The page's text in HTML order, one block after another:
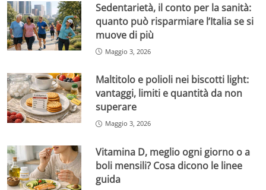
Sedentarietà, il conto per la sanità:
quanto può risparmiare l’Italia se si
muove di più
Maggio 3, 2026
Maltitolo e polioli nei biscotti light:
vantaggi, limiti e quantità da non
superare
Maggio 3, 2026
Vitamina D, meglio ogni giorno o a
boli mensili? Cosa dicono le linee
guida